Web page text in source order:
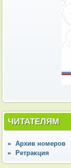
ЧИТАТЕЛЯМ
Архив номеров
Ретракция